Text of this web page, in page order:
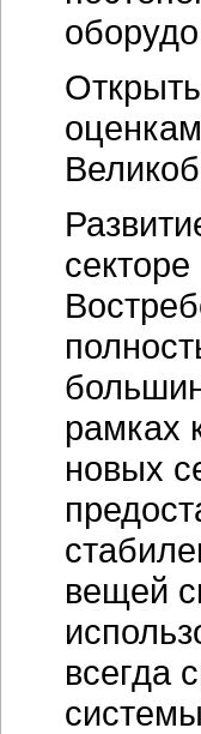
рамках
новых
вещей
всегда